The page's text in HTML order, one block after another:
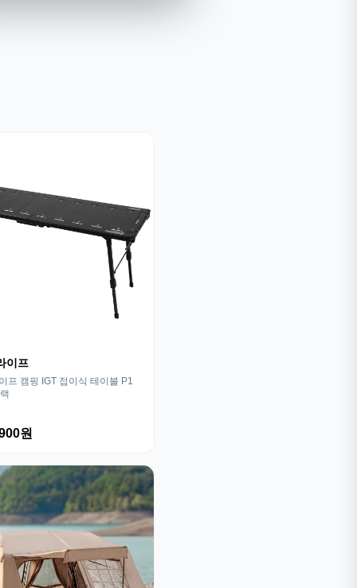
이프
프 캠핑 IGT 접이식 테이블 P1
원